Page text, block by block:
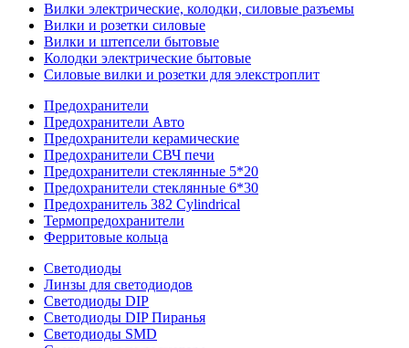
Вилки электрические, колодки, силовые разъемы
Вилки и розетки силовые
Вилки и штепсели бытовые
Колодки электрические бытовые
Силовые вилки и розетки для элекстроплит
Предохранители
Предохранители Авто
Предохранители керамические
Предохранители СВЧ печи
Предохранители стеклянные 5*20
Предохранители стеклянные 6*30
Предохранитель 382 Cylindrical
Термопредохранители
Ферритовые кольца
Светодиоды
Линзы для светодиодов
Светодиоды DIP
Светодиоды DIP Пиранья
Светодиоды SMD